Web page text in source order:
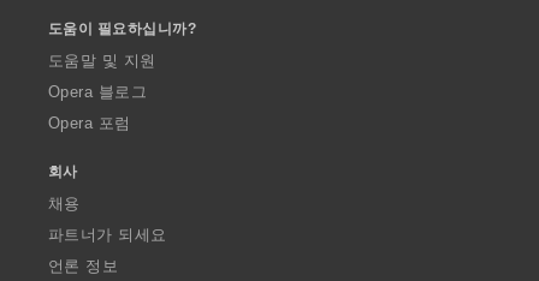
도움이 필요하십니까?
도움말 및 지원
Opera 블로그
Opera 포럼
회사
채용
파트너가 되세요
언론 정보